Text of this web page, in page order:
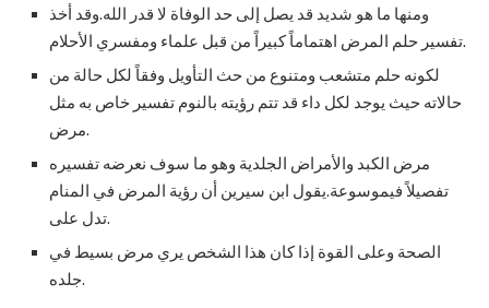
ومنها ما هو شديد قد يصل إلى حد الوفاة لا قدر الله.وقد أخذ
تفسير حلم المرض اهتماماً كبيراً من قبل علماء ومفسري الأحلام.
لكونه حلم متشعب ومتنوع من حث التأويل وفقاً لكل حالة من
حالاته حيث يوجد لكل داء قد تتم رؤيته بالنوم تفسير خاص به مثل
مرض.
مرض الكبد والأمراض الجلدية وهو ما سوف نعرضه تفسيره
تفصيلاً فيموسوعة.يقول ابن سيرين أن رؤية المرض في المنام
تدل على.
الصحة وعلى القوة إذا كان هذا الشخص يري مرض بسيط في
جلده.